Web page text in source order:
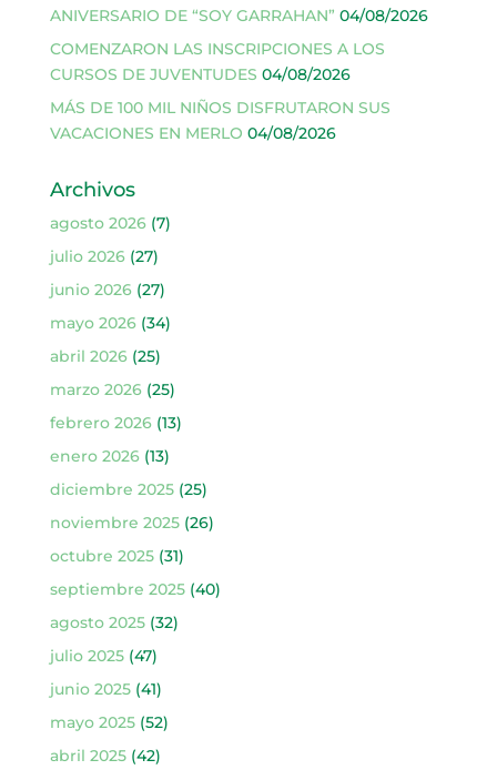
ANIVERSARIO DE “SOY GARRAHAN” 04/08/2026
COMENZARON LAS INSCRIPCIONES A LOS
CURSOS DE JUVENTUDES 04/08/2026
MÁS DE 100 MIL NIÑOS DISFRUTARON SUS
VACACIONES EN MERLO 04/08/2026
Archivos
agosto 2026(7)
julio 2026(27)
junio 2026(27)
mayo 2026(34)
abril 2026(25)
marzo 2026(25)
febrero 2026(13)
enero 2026(13)
diciembre 2025(25)
noviembre 2025(26)
octubre 2025(31)
septiembre 2025(40)
agosto 2025(32)
julio 2025(47)
junio 2025(41)
mayo 2025(52)
abril 2025(42)